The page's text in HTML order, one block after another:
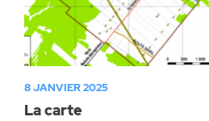
8 JANVIER 2025
La carte